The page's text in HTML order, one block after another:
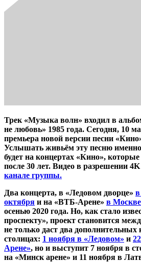
Трек «Музыка волн» входил в
не любовь» 1985 года. Сегодня, 10
премьера новой версии песни
Услышать живьём эту песню
будет на концертах «Кино»,
после 30 лет. Видео в разрешении 4K
канале группы.​
Два концерта, в «Ледовом дворце» в
октября и на «ВТБ-Арене» в
осенью 2020 года. Но, как стало
проспекту», проект становится
не только даст два дополнительных
столицах: 1 ноября в «Ледовом» и
Арене», но и выступит 7 ноября в
на «Минск арене» и 11 ноября в